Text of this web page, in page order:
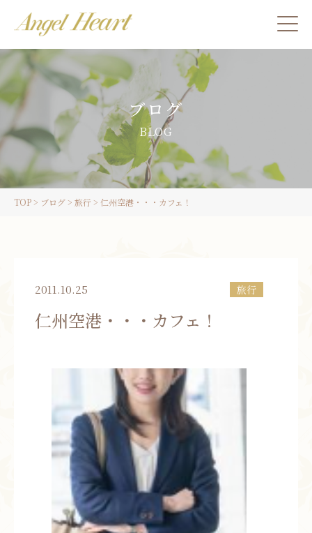
施術をご希望の方
カウンセリングをご希望の方へ
スクール受講生の方へ
お問い合わせ
ブログ
BLOG
TOP> ブログ> 旅行 > 仁州空港・・・カフェ！
2011.10.25 旅行
仁州空港・・・カフェ！